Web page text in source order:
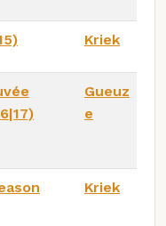
Kriek
Gueuz
e
Kriek